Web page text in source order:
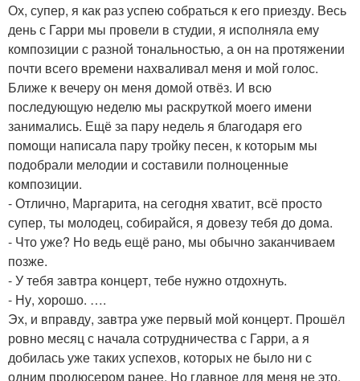
Ох, супер, я как раз успею собраться к его приезду. Весь
день с Гарри мы провели в студии, я исполняла ему
композиции с разной тональностью, а он на протяжении
почти всего времени нахваливал меня и мой голос.
Ближе к вечеру он меня домой отвёз. И всю
последующую неделю мы раскруткой моего имени
занимались. Ещё за пару недель я благодаря его
помощи написала пару тройку песен, к которым мы
подобрали мелодии и составили полноценные
композиции.
- Отлично, Маргарита, на сегодня хватит, всё просто
супер, ты молодец, собирайся, я довезу тебя до дома.
- Что уже? Но ведь ещё рано, мы обычно заканчиваем
позже.
- У тебя завтра концерт, тебе нужно отдохнуть.
- Ну, хорошо. ….
Эх, и вправду, завтра уже первый мой концерт. Прошёл
ровно месяц с начала сотрудничества с Гарри, а я
добилась уже таких успехов, которых не было ни с
одним продюсером ранее. Но главное для меня не это.